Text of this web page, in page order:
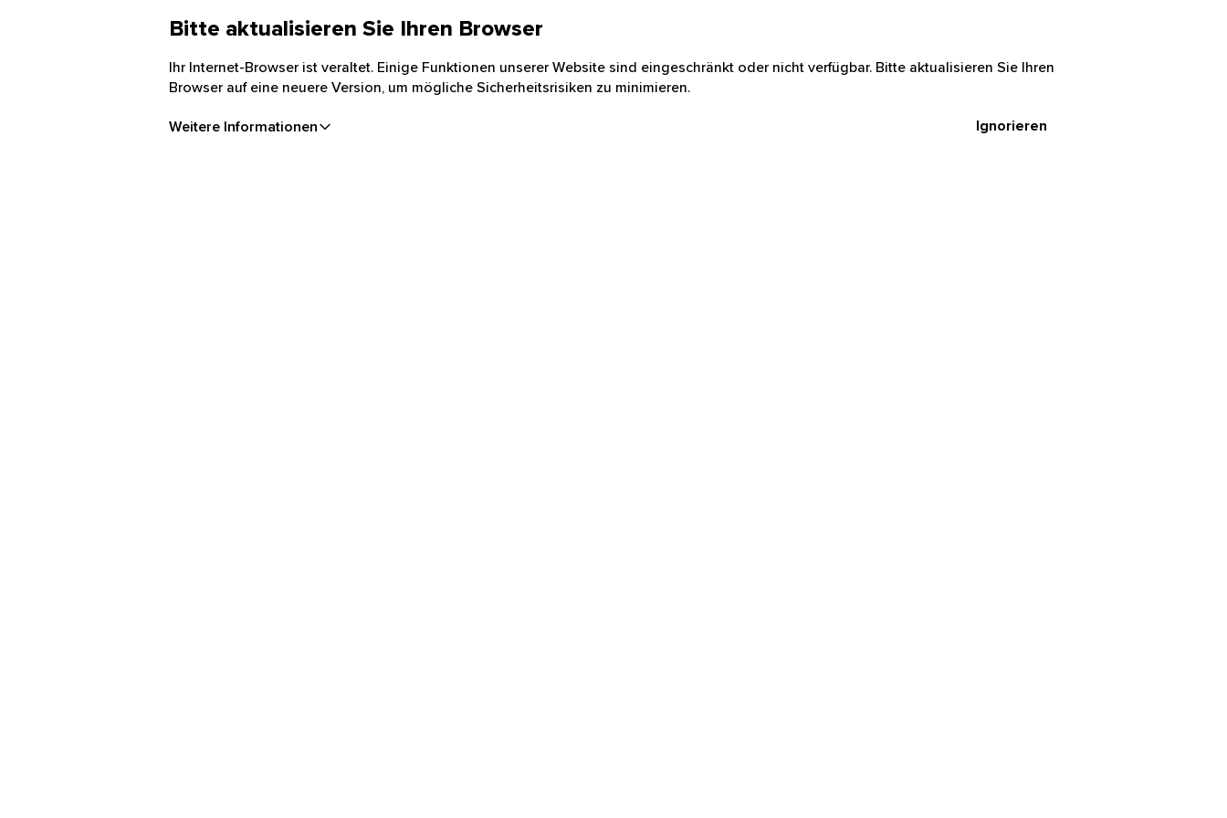
Bitte aktualisieren Sie Ihren Browser
Ihr Internet-Browser ist veraltet. Einige Funktionen unserer Website sind eingeschränkt oder nicht verfügbar. Bitte aktualisieren Sie Ihren
Browser auf eine neuere Version, um mögliche Sicherheitsrisiken zu minimieren.
Weitere Informationen Ignorieren